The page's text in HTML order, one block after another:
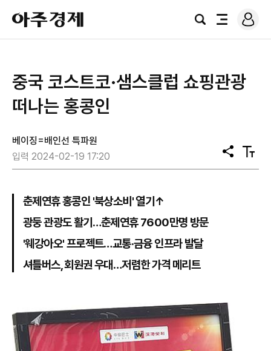
아
주
경
검
전
로
그
중국 코스트코·샘스클럽 쇼핑관광
떠나는 홍콩인
베이징=배인선 특파원
입력 2024-02-19 17:20
공
유
텍
스
춘제연휴 홍콩인 '북상소비' 열기↑
광둥 관광도 활기…춘제연휴 7600만명 방문
'웨강아오' 프로젝트…교통·금융 인프라 발달
셔틀버스, 회원권 우대…저렴한 가격 메리트